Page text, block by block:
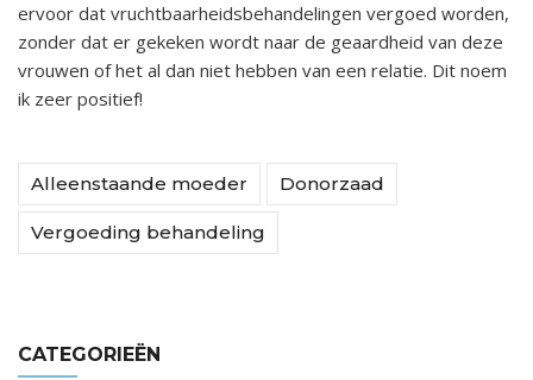
ervoor dat vruchtbaarheidsbehandelingen vergoed worden,
zonder dat er gekeken wordt naar de geaardheid van deze
vrouwen of het al dan niet hebben van een relatie. Dit noem
ik zeer positief!
Alleenstaande moeder Donorzaad
Vergoeding behandeling
CATEGORIEËN